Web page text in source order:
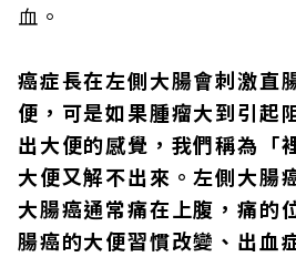
血。
癌症長在左側大腸會刺激直
便，可是如果腫瘤大到引起
出大便的感覺，我們稱為「
大便又解不出來。左側大腸
大腸癌通常痛在上腹，痛的
腸癌的大便習慣改變、出血